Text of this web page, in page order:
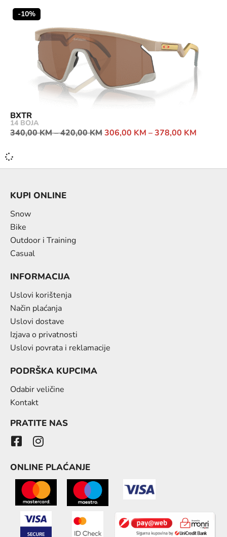
-10%
BXTR
14 BOJA
340,00KM–420,00KM306,00 KM –378,00 KM
KUPI ONLINE
Snow
Bike
Outdoor i Training
Casual
INFORMACIJA
Uslovi korištenja
Način plaćanja
Uslovi dostave
Izjava o privatnosti
Uslovi povrata i reklamacije
PODRŠKA KUPCIMA
Odabir veličine
Kontakt
PRATITE NAS
ONLINE PLAĆANJE